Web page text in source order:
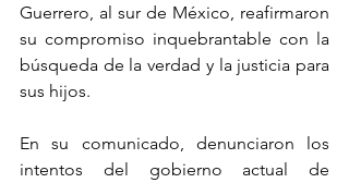
Guerrero, al sur de México, reafirmaron
su compromiso inquebrantable con la
búsqueda de la verdad y la justicia para
sus hijos.
En su comunicado, denunciaron los
intentos del gobierno actual de